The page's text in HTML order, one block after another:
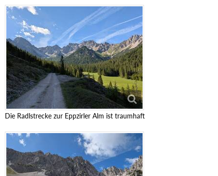
Die Radlstrecke zur Eppzirler Alm ist traumhaft